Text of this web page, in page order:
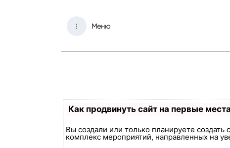
Меню
Как продвинуть сайт на первые
Вы создали или только планируете создать
комплекс мероприятий, направленных на